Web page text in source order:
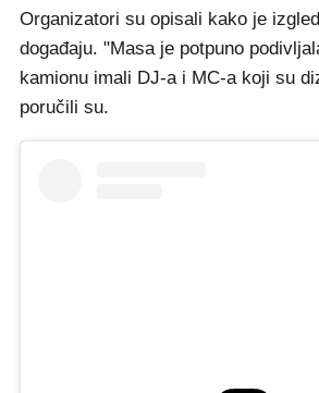
Organizatori su opisali kako je
događaju. "Masa je potpuno
kamionu imali DJ-a i MC-a koji su
poručili su.